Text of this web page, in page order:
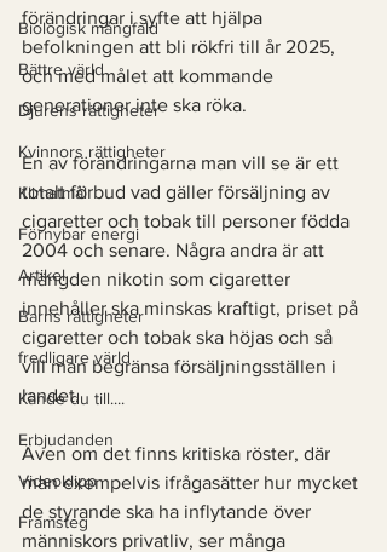
Biologisk mångfald
Bättre värld
Djurens rättigheter
Kvinnors rättigheter
Klimatmål
Förnybar energi
Artikel
Barns rättigheter
fredligare värld
Kände du till....
Erbjudanden
Videoklipp
Framsteg
förändringar i syfte att hjälpa
befolkningen att bli rökfri till år 2025,
och med målet att kommande
generationer inte ska röka.
En av förändringarna man vill se är ett
totalt förbud vad gäller försäljning av
cigaretter och tobak till personer födda
2004 och senare. Några andra är att
mängden nikotin som cigaretter
innehåller ska minskas kraftigt, priset på
cigaretter och tobak ska höjas och så
vill man begränsa försäljningsställen i
landet.
Även om det finns kritiska röster, där
man exempelvis ifrågasätter hur mycket
de styrande ska ha inflytande över
människors privatliv, ser många